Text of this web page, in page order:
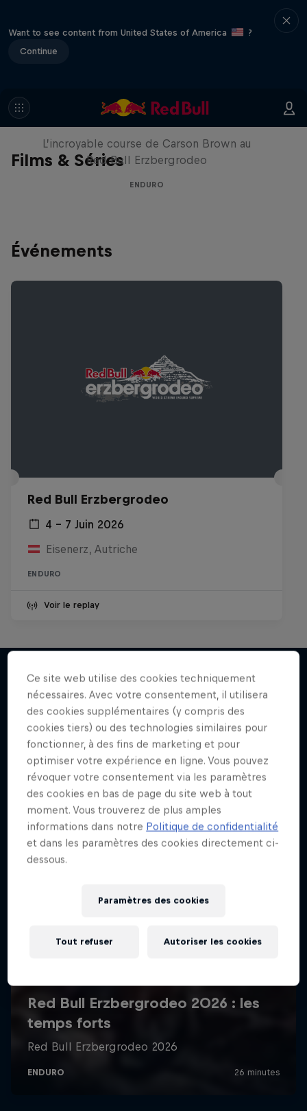
Want to see content from United States of America
?
Continue
Films & Séries
Moto Rider vs Enduro Race
L’incroyable course de Carson Brown au
Red Bull Erzbergrodeo
ENDURO
Événements
Red Bull Erzbergrodeo
4 – 7 Juin 2026
Eisenerz, Autriche
ENDURO
Voir le replay
J'en veux encore !
Ce site web utilise des cookies techniquement
nécessaires. Avec votre consentement, il utilisera
des cookies supplémentaires (y compris des
cookies tiers) ou des technologies similaires pour
fonctionner, à des fins de marketing et pour
optimiser votre expérience en ligne. Vous pouvez
révoquer votre consentement via les paramètres
des cookies en bas de page du site web à tout
moment. Vous trouverez de plus amples
informations dans notre Politique de confidentialité
et dans les paramètres des cookies directement ci-
dessous.
Paramètres des cookies
Tout refuser Autoriser les cookies